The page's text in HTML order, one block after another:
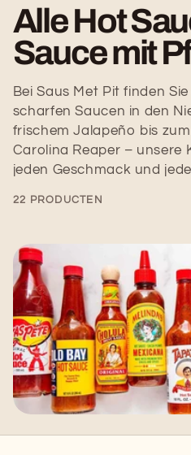
Kategorie:
Alle Hot
Sauce mit
Bei Saus Met Pit finden
scharfen Saucen in den
frischem Jalapeño bis
Carolina Reaper – unsere
jeden Geschmack und
22 PRODUCTEN